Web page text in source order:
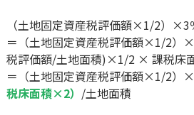
（土地固定資産税評価額×1/2）×3
＝（土地固定資産税評価額×1/2）
税評価額/土地面積)×1/2 × 課税床
＝（土地固定資産税評価額×1/2）
税床面積×2） /土地面積